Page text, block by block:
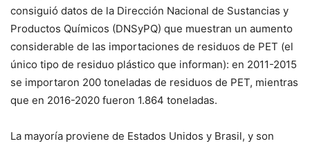
consiguió datos de la Dirección Nacional de Sustancias y
Productos Químicos (DNSyPQ) que muestran un aumento
considerable de las importaciones de residuos de PET (el
único tipo de residuo plástico que informan): en 2011-2015
se importaron 200 toneladas de residuos de PET, mientras
que en 2016-2020 fueron 1.864 toneladas.
La mayoría proviene de Estados Unidos y Brasil, y son